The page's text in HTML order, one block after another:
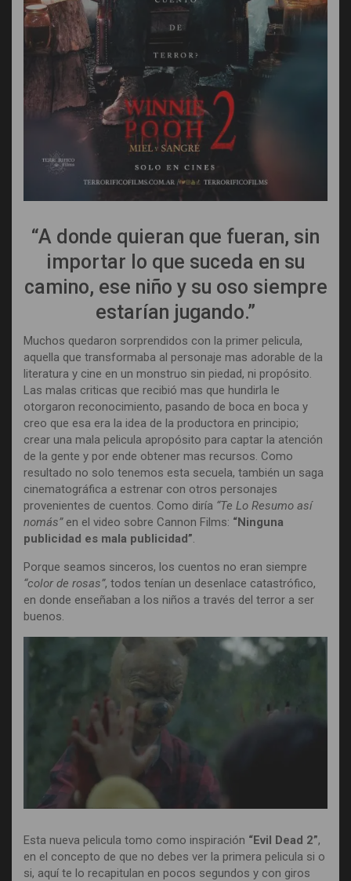
“A donde quieran que fueran, sin
importar lo que suceda en su
camino, ese niño y su oso siempre
estarían jugando.”
Muchos quedaron sorprendidos con la primer pelicula,
aquella que transformaba al personaje mas adorable de la
literatura y cine en un monstruo sin piedad, ni propósito.
Las malas criticas que recibió mas que hundirla le
otorgaron reconocimiento, pasando de boca en boca y
creo que esa era la idea de la productora en principio;
crear una mala pelicula apropósito para captar la atención
de la gente y por ende obtener mas recursos. Como
resultado no solo tenemos esta secuela, también un saga
cinematográfica a estrenar con otros personajes
provenientes de cuentos. Como diría “Te Lo Resumo así
nomás”en el video sobre Cannon Films: “Ninguna
publicidad es mala publicidad”.
Porque seamos sinceros, los cuentos no eran siempre
“color de rosas”, todos tenían un desenlace catastrófico,
en donde enseñaban a los niños a través del terror a ser
buenos.
Esta nueva pelicula tomo como inspiración “Evil Dead 2”,
en el concepto de que no debes ver la primera pelicula si o
si, aquí te lo recapitulan en pocos segundos y con giros